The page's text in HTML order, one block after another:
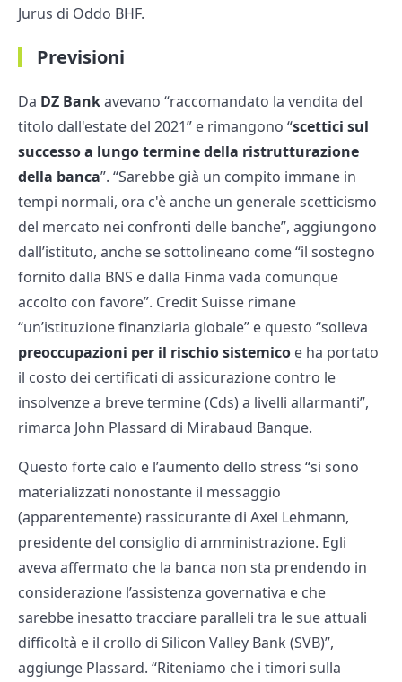
Jurus di Oddo BHF.
Previsioni
Da DZ Bankavevano “raccomandato la vendita del
titolo dall'estate del 2021” e rimangono “scettici sul
successo a lungo termine della ristrutturazione
della banca”. “Sarebbe già un compito immane in
tempi normali, ora c'è anche un generale scetticismo
del mercato nei confronti delle banche”, aggiungono
dall’istituto, anche se sottolineano come “il sostegno
fornito dalla BNS e dalla Finma vada comunque
accolto con favore”. Credit Suisse rimane
“un’istituzione finanziaria globale” e questo “solleva
preoccupazioni per il rischio sistemico e ha portato
il costo dei certificati di assicurazione contro le
insolvenze a breve termine (Cds) a livelli allarmanti”,
rimarca John Plassard di Mirabaud Banque.
Questo forte calo e l’aumento dello stress “si sono
materializzati nonostante il messaggio
(apparentemente) rassicurante di Axel Lehmann,
presidente del consiglio di amministrazione. Egli
aveva affermato che la banca non sta prendendo in
considerazione l’assistenza governativa e che
sarebbe inesatto tracciare paralleli tra le sue attuali
difficoltà e il crollo di Silicon Valley Bank (SVB)”,
aggiunge Plassard. “Riteniamo che i timori sulla